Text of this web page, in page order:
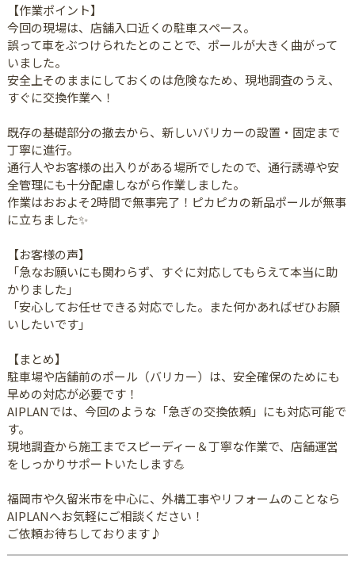
【作業ポイント】
今回の現場は、店舗入口近くの駐車スペース。
誤って車をぶつけられたとのことで、ポールが大きく曲がって
いました。
安全上そのままにしておくのは危険なため、現地調査のうえ、
すぐに交換作業へ！
既存の基礎部分の撤去から、新しいバリカーの設置・固定まで
丁寧に進行。
通行人やお客様の出入りがある場所でしたので、通行誘導や安
全管理にも十分配慮しながら作業しました。
作業はおおよそ2時間で無事完了！ピカピカの新品ポールが無事
に立ちました✨
【お客様の声】
「急なお願いにも関わらず、すぐに対応してもらえて本当に助
かりました」
「安心してお任せできる対応でした。また何かあればぜひお願
いしたいです」
【まとめ】
駐車場や店舗前のポール（バリカー）は、安全確保のためにも
早めの対応が必要です！
AIPLANでは、今回のような「急ぎの交換依頼」にも対応可能で
す。
現地調査から施工までスピーディー＆丁寧な作業で、店舗運営
をしっかりサポートいたします💪
福岡市や久留米市を中心に、外構工事やリフォームのことなら
AIPLANへお気軽にご相談ください！
ご依頼お待ちしております♪